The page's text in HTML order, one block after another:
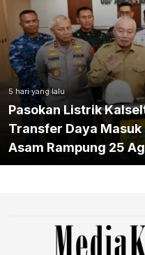
5 hari yang lalu
Pasokan Listrik
Transfer Daya Masuk
Asam Rampung 25